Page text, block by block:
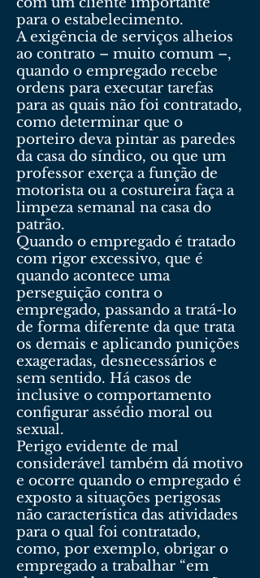
para o estabelecimento.
A exigência de serviços alheios
ao contrato – muito comum –,
quando o empregado recebe
ordens para executar tarefas
para as quais não foi contratado,
como determinar que o
porteiro deva pintar as paredes
da casa do síndico, ou que um
professor exerça a função de
motorista ou a costureira faça a
limpeza semanal na casa do
patrão.
Quando o empregado é tratado
com rigor excessivo, que é
quando acontece uma
perseguição contra o
empregado, passando a tratá-lo
de forma diferente da que trata
os demais e aplicando punições
exageradas, desnecessários e
sem sentido. Há casos de
inclusive o comportamento
configurar assédio moral ou
sexual.
Perigo evidente de mal
considerável também dá motivo
e ocorre quando o empregado é
exposto a situações perigosas
não característica das atividades
para o qual foi contratado,
como, por exemplo, obrigar o
empregado a trabalhar “em